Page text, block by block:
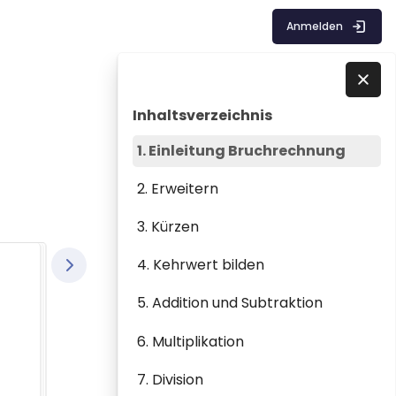
Blöcke
Inhaltsverzeichnis überspringen
Inhaltsverzeichnis
1. Einleitung Bruchrechnung
2. Erweitern
3. Kürzen
4. Kehrwert bilden
5. Addition und Subtraktion
6. Multiplikation
7. Division
Direkt zu - Schließen
Anmelden